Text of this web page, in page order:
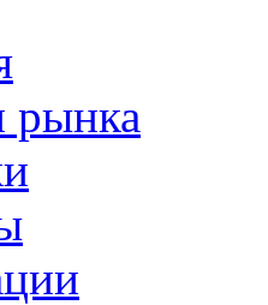
рынка